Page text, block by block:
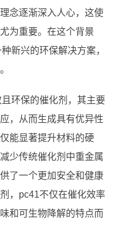
念逐渐深入人心，这使
为重要。在这个背景
新兴的环保解决方案，
环保的催化剂，其主要
，从而生成具有优异性
能显著提升材料的硬
少传统催化剂中重金属
了一个更加安全和健康
，pc41不仅在催化效率
和可生物降解的特点而